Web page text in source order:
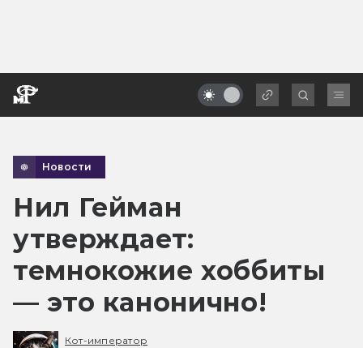
Новости
Нил Гейман
утверждает:
темнокожие хоббиты
— это канонично!
Кот-император